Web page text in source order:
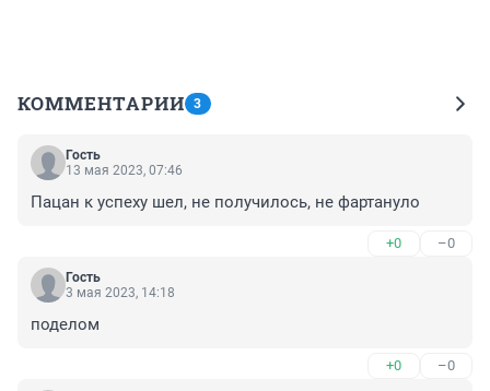
КОММЕНТАРИИ 3
Гость
13 мая 2023, 07:46
Пацан к успеху шел, не получилось, не фартануло
+0 –0
Гость
3 мая 2023, 14:18
поделом
+0 –0